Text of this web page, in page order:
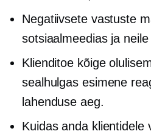
Negatiivsete vastuste
sotsiaalmeedias ja
Klienditoe kõige
sealhulgas esimene
lahenduse aeg.
Kuidas anda klientidele